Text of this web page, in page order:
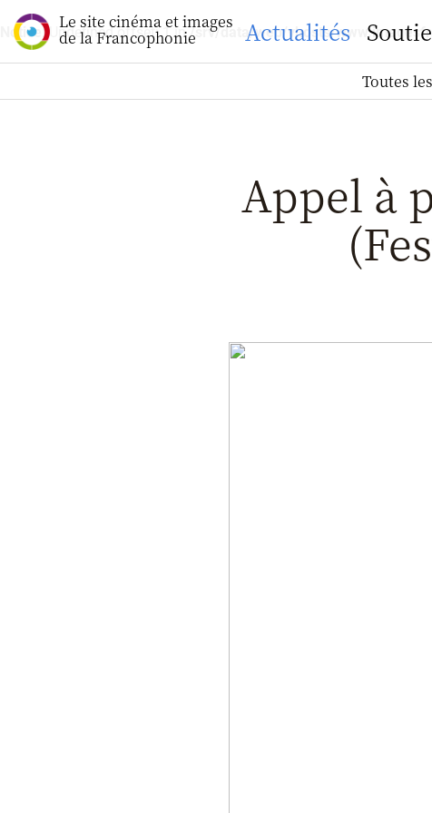
Notice : Undefined offset: 1 in/srv/data/web/vhosts/
Le site cinéma et images
de la Francophonie Actualités
Toutes
Appel à